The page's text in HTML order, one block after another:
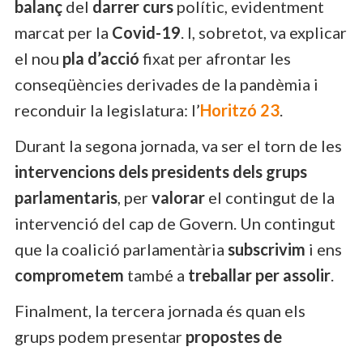
balanç del darrer curs polític, evidentment
marcat per la Covid-19. I, sobretot, va explicar
el nou pla d’acció fixat per afrontar les
conseqüències derivades de la pandèmia i
reconduir la legislatura: l’Horitzó 23.
Durant la segona jornada, va ser el torn de les
intervencions dels presidents dels grups
parlamentaris, pervalorar el contingut de la
intervenció del cap de Govern. Un contingut
que la coalició parlamentària subscrivim i ens
comprometem també a treballar per assolir.
Finalment, la tercera jornada és quan els
grups podem presentar propostes de